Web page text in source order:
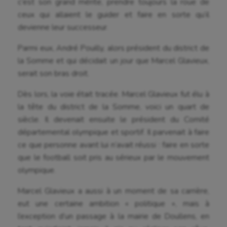
Escalade
Flag football
Football américain
Futsal
Gymnastique
Gymnastique rythmique
ceux qui allaient le guider et faire en sorte qu’il
devienne leur successeur.
Parmi eux, André Pouilly, alors président du district de
la Somme et qui décidait un jour que Marcel Glavieux,
serait son bras droit.
Dès lors, la voie était tracée. Marcel Glavieux fut élu à
la tête du district de la Somme, voici un quart de
siècle. Il devenait ensuite le président du Comité
départemental olympique et sportif. Il parvenait à faire
ce que personne avant lui n’avait réussi : faire en sorte
que le football soit pris au sérieux par le mouvement
olympique.
Marcel Glavieux a aussi à un moment de sa carrière,
eut une certaine ambition « politique », mais à
l’exception d’un passage à la mairie de Doullens, en